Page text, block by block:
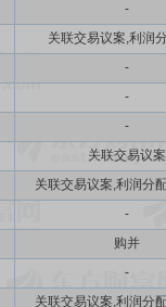
-
关联交易议案,利润
-
-
-
关联交易议案
关联交易议案,利润分
-
购并
-
关联交易议案,利润分